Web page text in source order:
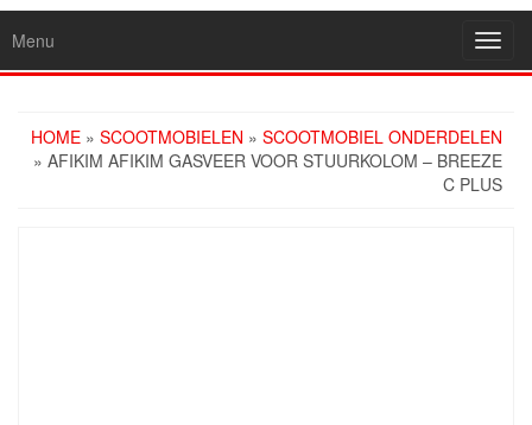
Menu
HOME » SCOOTMOBIELEN » SCOOTMOBIEL ONDERDELEN
» AFIKIM AFIKIM GASVEER VOOR STUURKOLOM – BREEZE
C PLUS